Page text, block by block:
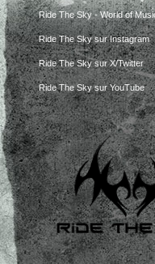
Ride The Sky - World of
Ride The Sky sur Instagram
Ride The Sky sur X/Twitter
Ride The Sky sur YouTube